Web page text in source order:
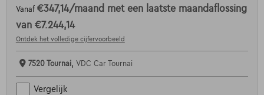
Vanaf €347,14/maand met een laatste maandaflossing
van €7.244,14
Ontdek het volledige cijfervoorbeeld
7520 Tournai, VDC Car Tournai
Vergelijk